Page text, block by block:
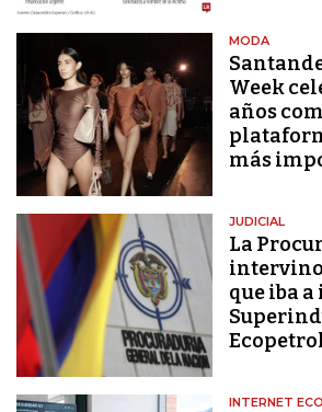
MODA
Week
años
más
JUDICIAL
La
que iba
INTERNET